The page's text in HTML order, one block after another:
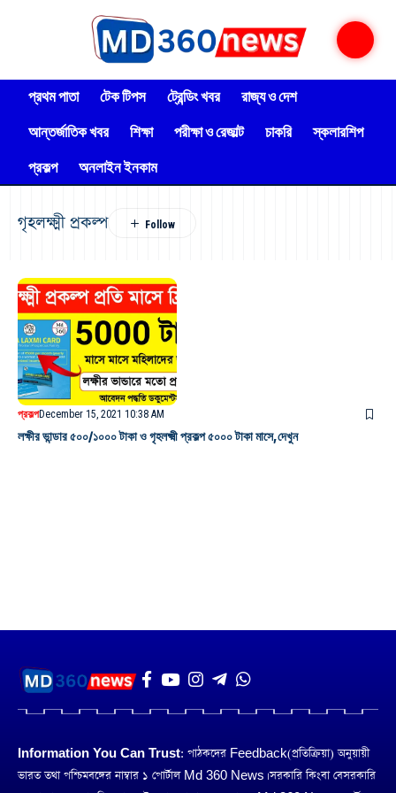
প্রথম পাতা টেক টিপস ট্রেন্ডিং খবর
রাজ্য ও দেশ
আন্তর্জাতিক খবর
শিক্ষা পরীক্ষা ও রেজাল্ট চাকরি
স্কলারশিপ
প্রকল্প
অনলাইন ইনকাম
গৃহলক্ষ্মী প্রকল্প
প্রকল্পDecember 15, 2021 10:38 AM
লক্ষীর ভান্ডার ৫০০/১০০০ টাকা ও গৃহলক্ষ্মী প্রকল্প ৫০০০ টাকা মাসে,দেখুন
Information You Can Trust: পাঠকদের Feedback(প্রতিক্রিয়া) অনুয়ায়ী
ভারত তথা পশ্চিমবঙ্গের নাম্বার ১ পোর্টাল Md 360 News। সরকারি কিংবা বেসরকারি